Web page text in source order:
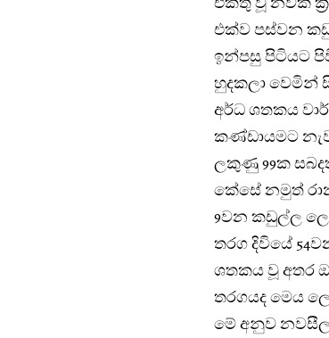
එක්ව පස්වන
ඉන්පසු පිටියට
හුදකලා වෙමින්
අර්ධ ශතකය
කණ්ඩායමට
ලකුණු 99ක
කේසේ නමුත්
9වන කඩුල්ල
තරග දිවියේ
ශතකය වූ අතර
තරගයද මෙය
මේ අනුව